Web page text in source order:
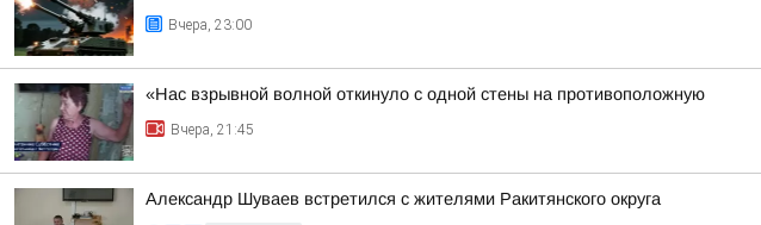
Вчера, 23:00
«Нас взрывной волной откинуло с одной стены на противоположную
Вчера, 21:45
Александр Шуваев встретился с жителями Ракитянского округа